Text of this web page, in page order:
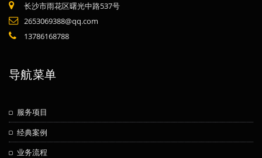
长沙市雨花区曙光中路537号
2653069388@qq.com
13786168788
导航菜单
服务项目
经典案例
业务流程